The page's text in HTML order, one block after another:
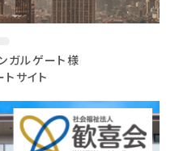
ガルゲート様
サイト